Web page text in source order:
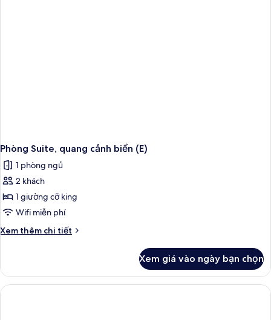
Phòng Suite, quang cảnh biển (E)
1 phòng ngủ
2 khách
1 giường cỡ king
Wifi miễn phí
Xem thêm chi tiết
Chi
Phòng
Suite,
quang
Xem giá vào ngày bạn chọn